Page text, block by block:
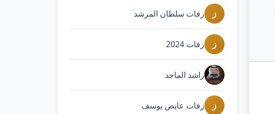
ز زفات سلطان المرشد
ز زفات 2024
راشد الماجد
ز زفات عايض يوسف